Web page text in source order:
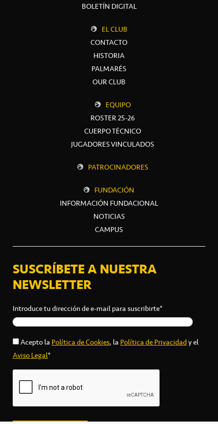
BOLETÍN DIGITAL
EL CLUB
CONTACTO
HISTORIA
PALMARÉS
OUR CLUB
EQUIPO
ROSTER 25-26
CUERPO TÉCNICO
JUGADORES VINCULADOS
PATROCINADORES
FUNDACIÓN
INFORMACIÓN FUNDACIONAL
NOTICIAS
CAMPUS
SUSCRÍBETE A NUESTRA
NEWSLETTER
Introduce tu dirección de e-mail para suscribirte*
Acepto laPolítica de Cookies, laPolítica de Privacidady el
Aviso Legal*